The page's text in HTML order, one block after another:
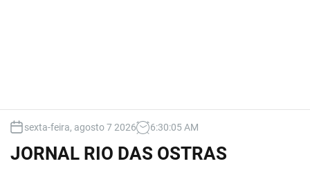
sexta-feira, agosto 7 2026 6:30:06AM
JORNAL RIO DAS OSTRAS